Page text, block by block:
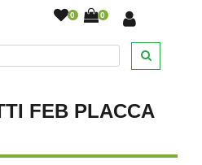
0 0
FEB PLACCA